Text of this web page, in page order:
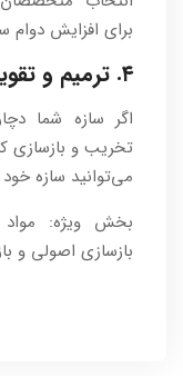
برای افزایش دوام
۴. ترمیم و تقویت؛ همیشه دیر نیست!
اگر سازه شما
تخریب و بازسازی
می‌توانید سازه خود
بخش ویژه:
بازسازی اصولی و